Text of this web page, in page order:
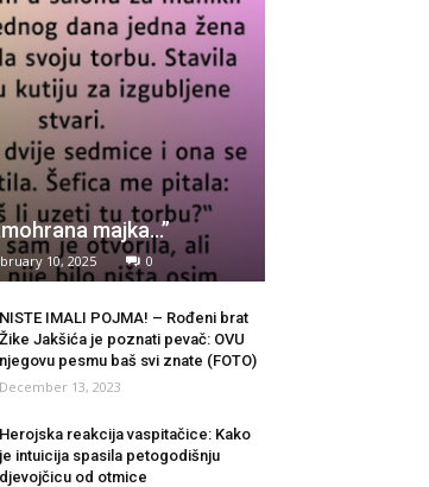
majka…”
10, 2025 0
NISTE IMALI POJMA! – Rođeni brat
Žike Jakšića je poznati pevač: OVU
njegovu pesmu baš svi znate (FOTO)
December 13, 2023
Herojska reakcija vaspitačice: Kako
je intuicija spasila petogodišnju
djevojčicu od otmice